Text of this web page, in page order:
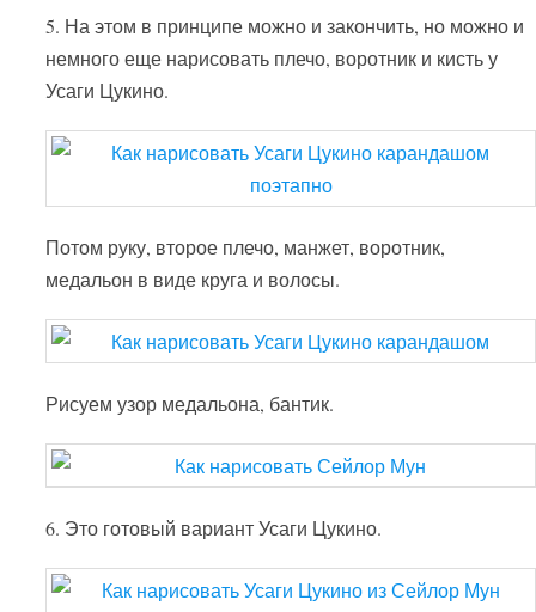
5. На этом в принципе можно и закончить, но можно и
немного еще нарисовать плечо, воротник и кисть у
Усаги Цукино.
Потом руку, второе плечо, манжет, воротник,
медальон в виде круга и волосы.
Рисуем узор медальона, бантик.
6. Это готовый вариант Усаги Цукино.